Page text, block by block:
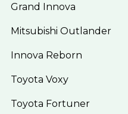
Grand Innova
Mitsubishi Outlander
Innova Reborn
Toyota Voxy
Toyota Fortuner